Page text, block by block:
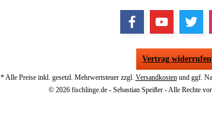
Vertrag widerrufen
* Alle Preise inkl. gesetzl. Mehrwertsteuer zzgl. Versandkostenund ggf.
© 2026 fischlinge.de - Sebastian Speißer - Alle Rechte